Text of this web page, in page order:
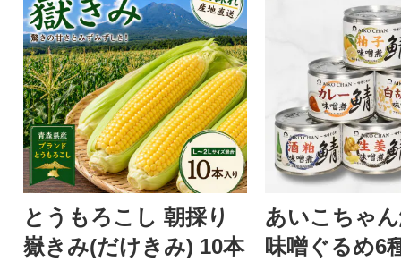
とうもろこし 朝採り
嶽きみ(だけきみ) 10本
あいこちゃ
味噌ぐるめ6